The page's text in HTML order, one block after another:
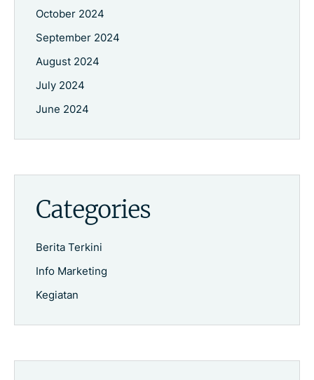
October 2024
September 2024
August 2024
July 2024
June 2024
Categories
Berita Terkini
Info Marketing
Kegiatan